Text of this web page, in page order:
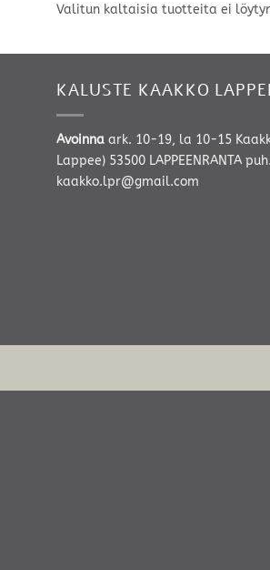
Valitun kaltaisia tuotteita ei
KALUSTE KAAKKO
Avoinna ark. 10-19, la 10-15
Lappee) 53500 LAPPEENRANTA
kaakko.lpr@gmail.com